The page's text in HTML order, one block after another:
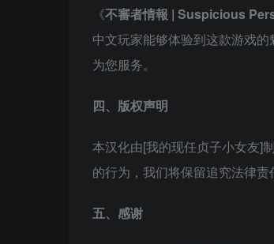
《不審者情報 | Suspicious
中文玩家能够体验到这款游戏
为您服务。
四、版权声明
本汉化由[我的现任贞子小女友]
的行为，我们将保留追究法律责
五、感谢